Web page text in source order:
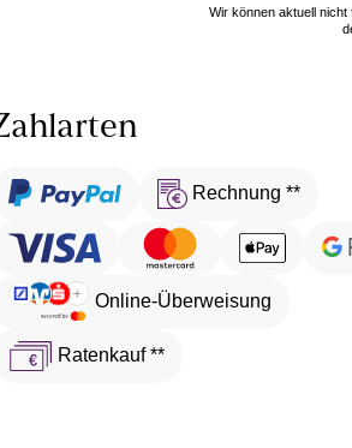
Wir können aktuell
Rechnung **
Online-Überweisung
Ratenkauf **